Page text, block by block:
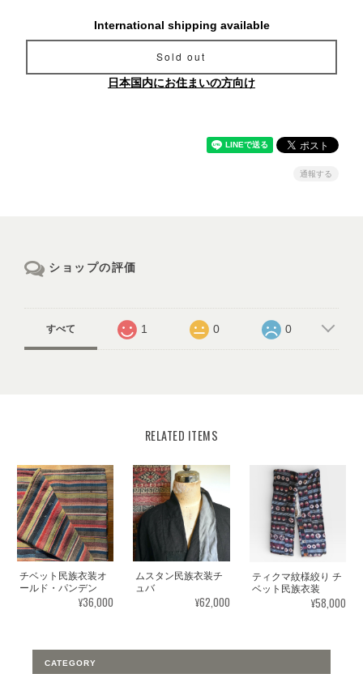
International shipping available
Sold out
日本国内にお住まいの方向け
通報する
ショップの評価
すべて 1 0 0
RELATED ITEMS
チベット民族衣装オ
ールド・パンデン
¥36,000
ムスタン民族衣装チ
ュバ
¥62,000
ティクマ紋様絞り チ
ベット民族衣装
¥58,000
CATEGORY